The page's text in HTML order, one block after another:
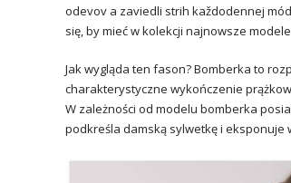
odevov a zaviedli strih každodennej
się, by mieć w kolekcji najnowsze
Jak wygląda ten fason? Bomberka to
charakterystyczne wykończenie
W zależności od modelu bomberka
podkreśla damską sylwetkę i eksponuje